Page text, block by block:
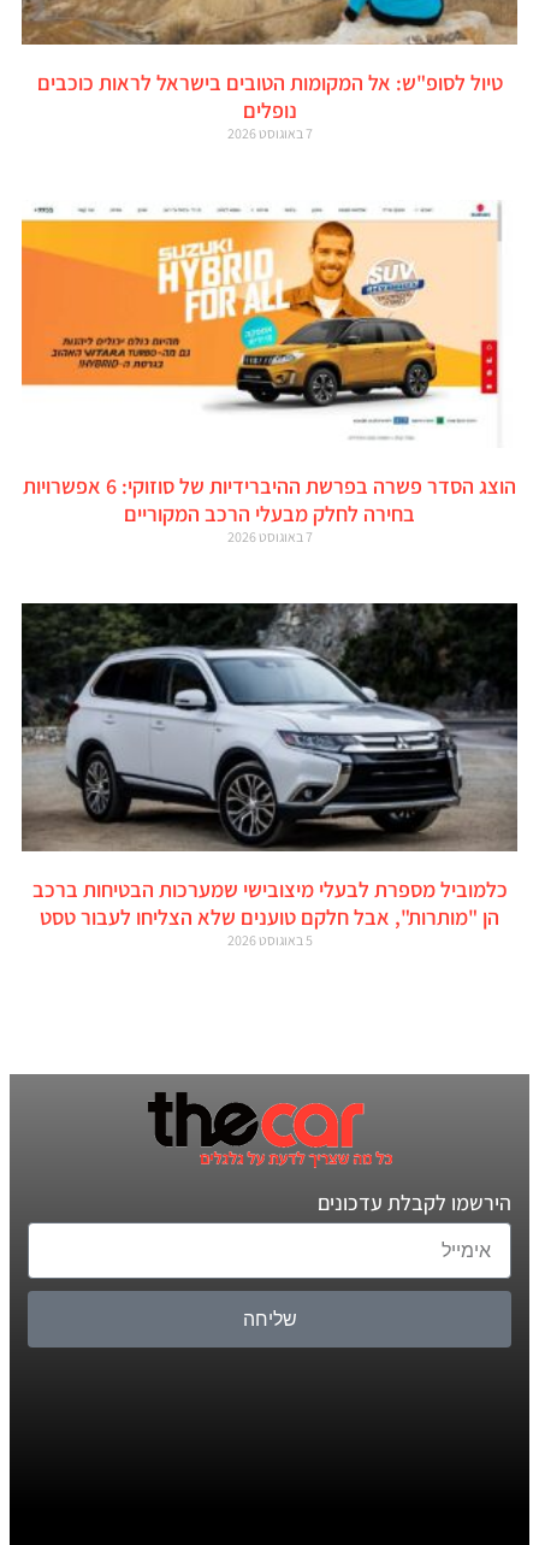
טיול לסופ"ש: אל המקומות הטובים בישראל לראות כוכבים
נופלים
7 באוגוסט 2026
הוצג הסדר פשרה בפרשת ההיברידיות של סוזוקי: 6 אפשרויות
בחירה לחלק מבעלי הרכב המקוריים
7 באוגוסט 2026
כלמוביל מספרת לבעלי מיצובישי שמערכות הבטיחות ברכב
הן "מותרות", אבל חלקם טוענים שלא הצליחו לעבור טסט
5 באוגוסט 2026
הירשמו לקבלת עדכונים
שליחה